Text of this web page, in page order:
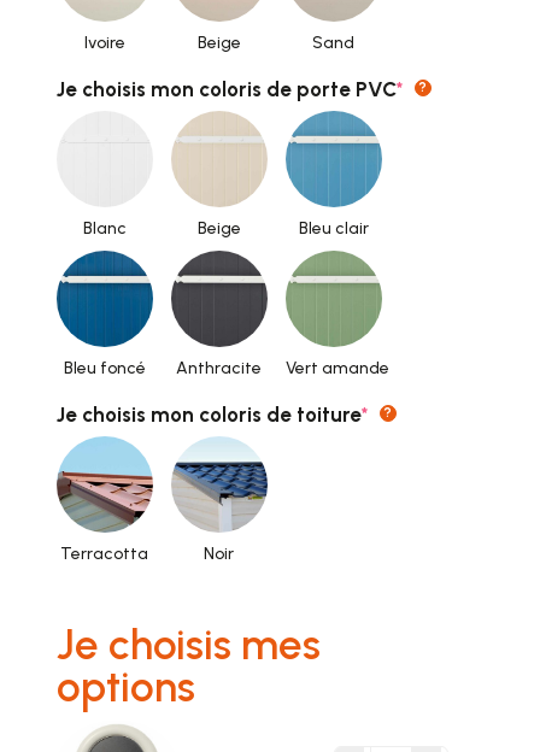
Ivoire Beige Sand
Je choisis mon coloris de porte PVC* (required)
?
Blanc Beige Bleu clair
Bleu foncé Anthracite Vert amande
Je choisis mon coloris de toiture* (required)
?
Terracotta Noir
Je choisis mes
options